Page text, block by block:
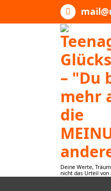
Deine Werte,
nicht das Urteil von